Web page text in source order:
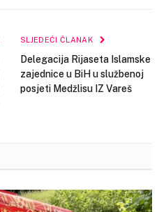
SLJEDEĆI ČLANAK
Delegacija Rijaseta Islamske
zajednice u BiH u službenoj
posjeti Medžlisu IZ Vareš